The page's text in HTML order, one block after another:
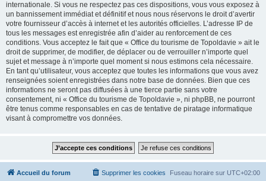
internationale. Si vous ne respectez pas ces dispositions, vous vous exposez à
un bannissement immédiat et définitif et nous nous réservons le droit d’avertir
votre fournisseur d’accès à internet et les autorités officielles. L’adresse IP de
tous les messages est enregistrée afin d’aider au renforcement de ces
conditions. Vous acceptez le fait que « Office du tourisme de Topoldavie » ait le
droit de supprimer, de modifier, de déplacer ou de verrouiller n’importe quel
sujet et message à n’importe quel moment si nous estimons cela nécessaire.
En tant qu’utilisateur, vous acceptez que toutes les informations que vous avez
renseignées soient enregistrées dans notre base de données. Bien que ces
informations ne seront pas diffusées à une tierce partie sans votre
consentement, ni « Office du tourisme de Topoldavie », ni phpBB, ne pourront
être tenus comme responsables en cas de tentative de piratage informatique
visant à compromettre vos données.
Accueil du forum Fuseau horaire sur UTC+02:00
Supprimer les cookies